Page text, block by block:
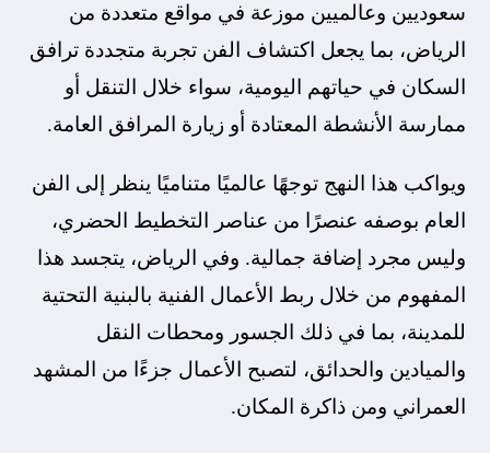
سعوديين وعالميين موزعة في مواقع متعددة من
الرياض، بما يجعل اكتشاف الفن تجربة متجددة ترافق
السكان في حياتهم اليومية، سواء خلال التنقل أو
ممارسة الأنشطة المعتادة أو زيارة المرافق العامة.
ويواكب هذا النهج توجهًا عالميًا متناميًا ينظر إلى الفن
العام بوصفه عنصرًا من عناصر التخطيط الحضري،
وليس مجرد إضافة جمالية. وفي الرياض، يتجسد هذا
المفهوم من خلال ربط الأعمال الفنية بالبنية التحتية
للمدينة، بما في ذلك الجسور ومحطات النقل
والميادين والحدائق، لتصبح الأعمال جزءًا من المشهد
العمراني ومن ذاكرة المكان.